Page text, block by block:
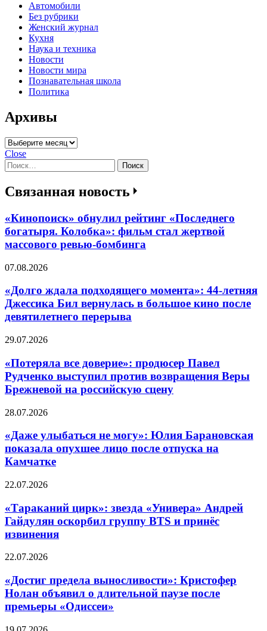
Автомобили
Без рубрики
Женский журнал
Кухня
Наука и техника
Новости
Новости мира
Познавательная школа
Политика
Архивы
Архивы
Close
Найти:
Связанная новость
«Кинопоиск» обнулил рейтинг «Последнего
богатыря. Колобка»: фильм стал жертвой
массового ревью-бомбинга
07.08.2026
«Долго ждала подходящего момента»: 44-летняя
Джессика Бил вернулась в большое кино после
девятилетнего перерыва
29.07.2026
«Потеряла все доверие»: продюсер Павел
Рудченко выступил против возвращения Веры
Брежневой на российскую сцену
28.07.2026
«Даже улыбаться не могу»: Юлия Барановская
показала опухшее лицо после отпуска на
Камчатке
22.07.2026
«Тараканий цирк»: звезда «Универа» Андрей
Гайдулян оскорбил группу BTS и принёс
извинения
22.07.2026
«Достиг предела выносливости»: Кристофер
Нолан объявил о длительной паузе после
премьеры «Одиссеи»